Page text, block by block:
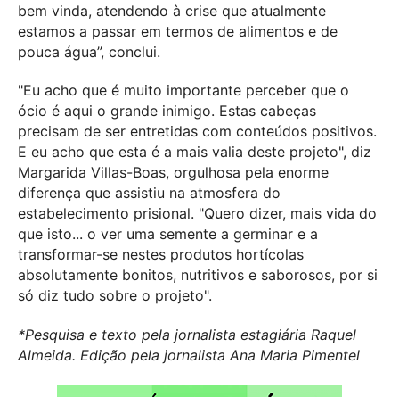
bem vinda, atendendo à crise que atualmente
estamos a passar em termos de alimentos e de
pouca água”, conclui.
"Eu acho que é muito importante perceber que o
ócio é aqui o grande inimigo. Estas cabeças
precisam de ser entretidas com conteúdos positivos.
E eu acho que esta é a mais valia deste projeto", diz
Margarida Villas-Boas, orgulhosa pela enorme
diferença que assistiu na atmosfera do
estabelecimento prisional. "Quero dizer, mais vida do
que isto... o ver uma semente a germinar e a
transformar-se nestes produtos hortícolas
absolutamente bonitos, nutritivos e saborosos, por si
só diz tudo sobre o projeto".
*Pesquisa e texto pela jornalista estagiária Raquel
Almeida. Edição pela jornalista Ana Maria Pimentel